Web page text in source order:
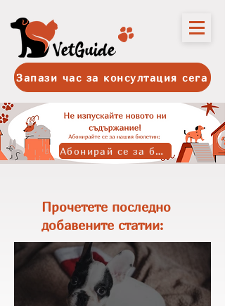
Запази час за консултация сега
Абонирай се за бюлетина
Прочетете последно
добавените статии: